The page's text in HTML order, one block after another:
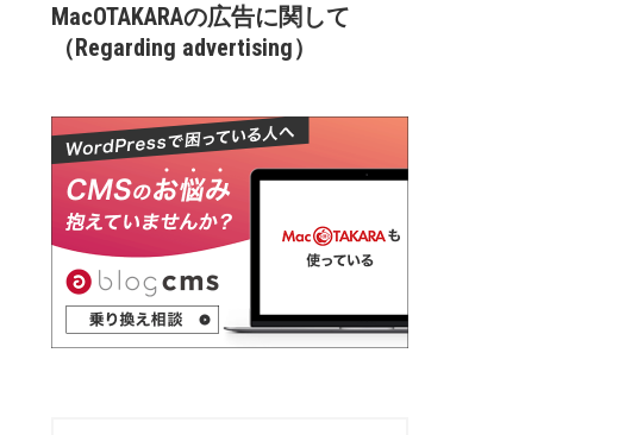
MacOTAKARAの広告に関して
（Regarding advertising）